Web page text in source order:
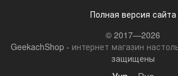
Полная версия сайта
© 2017—2026
GeekachShop - интернет магазин
защищены